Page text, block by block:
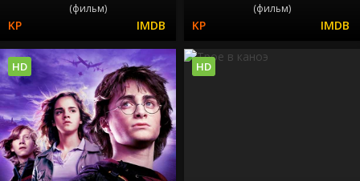
(фильм) (фильм)
HD HD